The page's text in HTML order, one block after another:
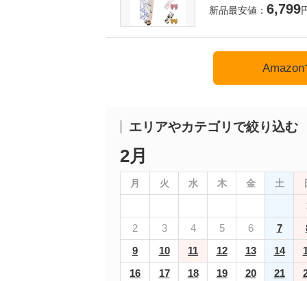
新品最安値： 6,799
エリアやカテゴリで絞り込む
2月
月 火 水 木 金 土
2
3 4 5 6 7
9
10 11 12 13 14
16
17 18 19 20 21